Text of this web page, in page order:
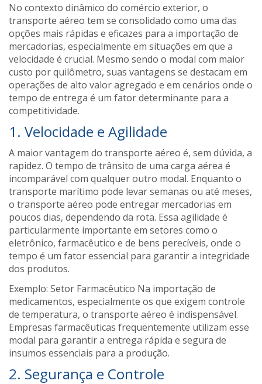
No contexto dinâmico do comércio exterior, o
transporte aéreo tem se consolidado como uma das
opções mais rápidas e eficazes para a importação de
mercadorias, especialmente em situações em que a
velocidade é crucial. Mesmo sendo o modal com maior
custo por quilômetro, suas vantagens se destacam em
operações de alto valor agregado e em cenários onde o
tempo de entrega é um fator determinante para a
competitividade.
1. Velocidade e Agilidade
A maior vantagem do transporte aéreo é, sem dúvida, a
rapidez. O tempo de trânsito de uma carga aérea é
incomparável com qualquer outro modal. Enquanto o
transporte marítimo pode levar semanas ou até meses,
o transporte aéreo pode entregar mercadorias em
poucos dias, dependendo da rota. Essa agilidade é
particularmente importante em setores como o
eletrônico, farmacêutico e de bens perecíveis, onde o
tempo é um fator essencial para garantir a integridade
dos produtos.
Exemplo: Setor Farmacêutico Na importação de
medicamentos, especialmente os que exigem controle
de temperatura, o transporte aéreo é indispensável.
Empresas farmacêuticas frequentemente utilizam esse
modal para garantir a entrega rápida e segura de
insumos essenciais para a produção.
2. Segurança e Controle